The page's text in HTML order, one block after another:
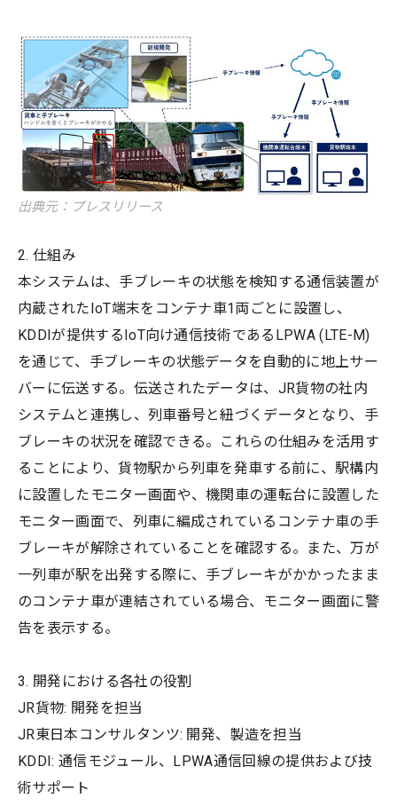
出典元：プレスリリース
2. 仕組み
本システムは、手ブレーキの状態を検知する通信装置が
内蔵されたIoT端末をコンテナ車1両ごとに設置し、
KDDIが提供するIoT向け通信技術であるLPWA (LTE-M)
を通じて、手ブレーキの状態データを自動的に地上サー
バーに伝送する。伝送されたデータは、JR貨物の社内
システムと連携し、列車番号と紐づくデータとなり、手
ブレーキの状況を確認できる。これらの仕組みを活用す
ることにより、貨物駅から列車を発車する前に、駅構内
に設置したモニター画面や、機関車の運転台に設置した
モニター画面で、列車に編成されているコンテナ車の手
ブレーキが解除されていることを確認する。また、万が
一列車が駅を出発する際に、手ブレーキがかかったまま
のコンテナ車が連結されている場合、モニター画面に警
告を表示する。
3. 開発における各社の役割
JR貨物: 開発を担当
JR東日本コンサルタンツ: 開発、製造を担当
KDDI: 通信モジュール、LPWA通信回線の提供および技
術サポート